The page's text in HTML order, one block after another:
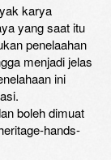
karya
yang saat itu
penelaahan
menjadi jelas
ini
boleh dimuat
hands-